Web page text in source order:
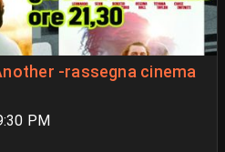
-rassegna cinema
PM